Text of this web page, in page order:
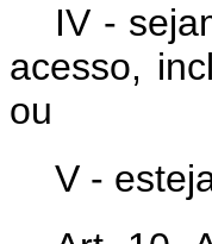
IV -
acesso,
ou
V -